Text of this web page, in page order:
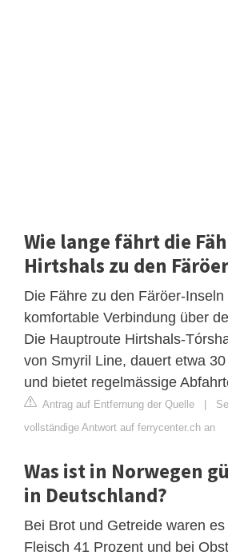
Wie lange fährt die
Hirtshals zu den
Die Fähre zu den Färöer-
komfortable Verbindung über
Die Hauptroute Hirtshals-
von Smyril Line, dauert etwa
und bietet regelmässige
Antrag auf Entfernung der Quelle |
vollständige Antwort auf ferrycenter.ch an
Was ist in Norwegen
in Deutschland?
Bei Brot und Getreide waren
Fleisch 41 Prozent und bei